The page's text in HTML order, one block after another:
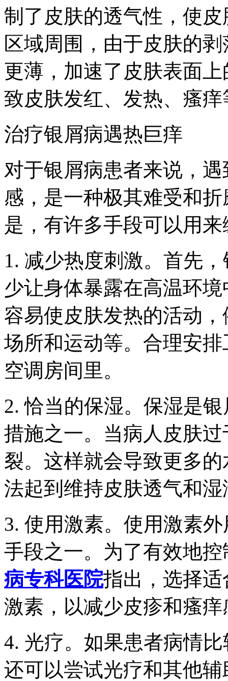
制了皮肤的透气性，使
区域周围，由于皮肤的
更薄，加速了皮肤表面
致皮肤发红、发热、瘙
治疗银屑病遇热巨痒
对于银屑病患者来说，
感，是一种极其难受和
是，有许多手段可以用
1. 减少热度刺激。首先
少让身体暴露在高温环
容易使皮肤发热的活动
场所和运动等。合理安
空调房间里。
2. 恰当的保湿。保湿是
措施之一。当病人皮肤
裂。这样就会导致更多
法起到维持皮肤透气和
3. 使用激素。使用激素
手段之一。为了有效地
病专科医院指出，选择
激素，以减少皮疹和瘙痒
4. 光疗。如果患者病情
还可以尝试光疗和其他